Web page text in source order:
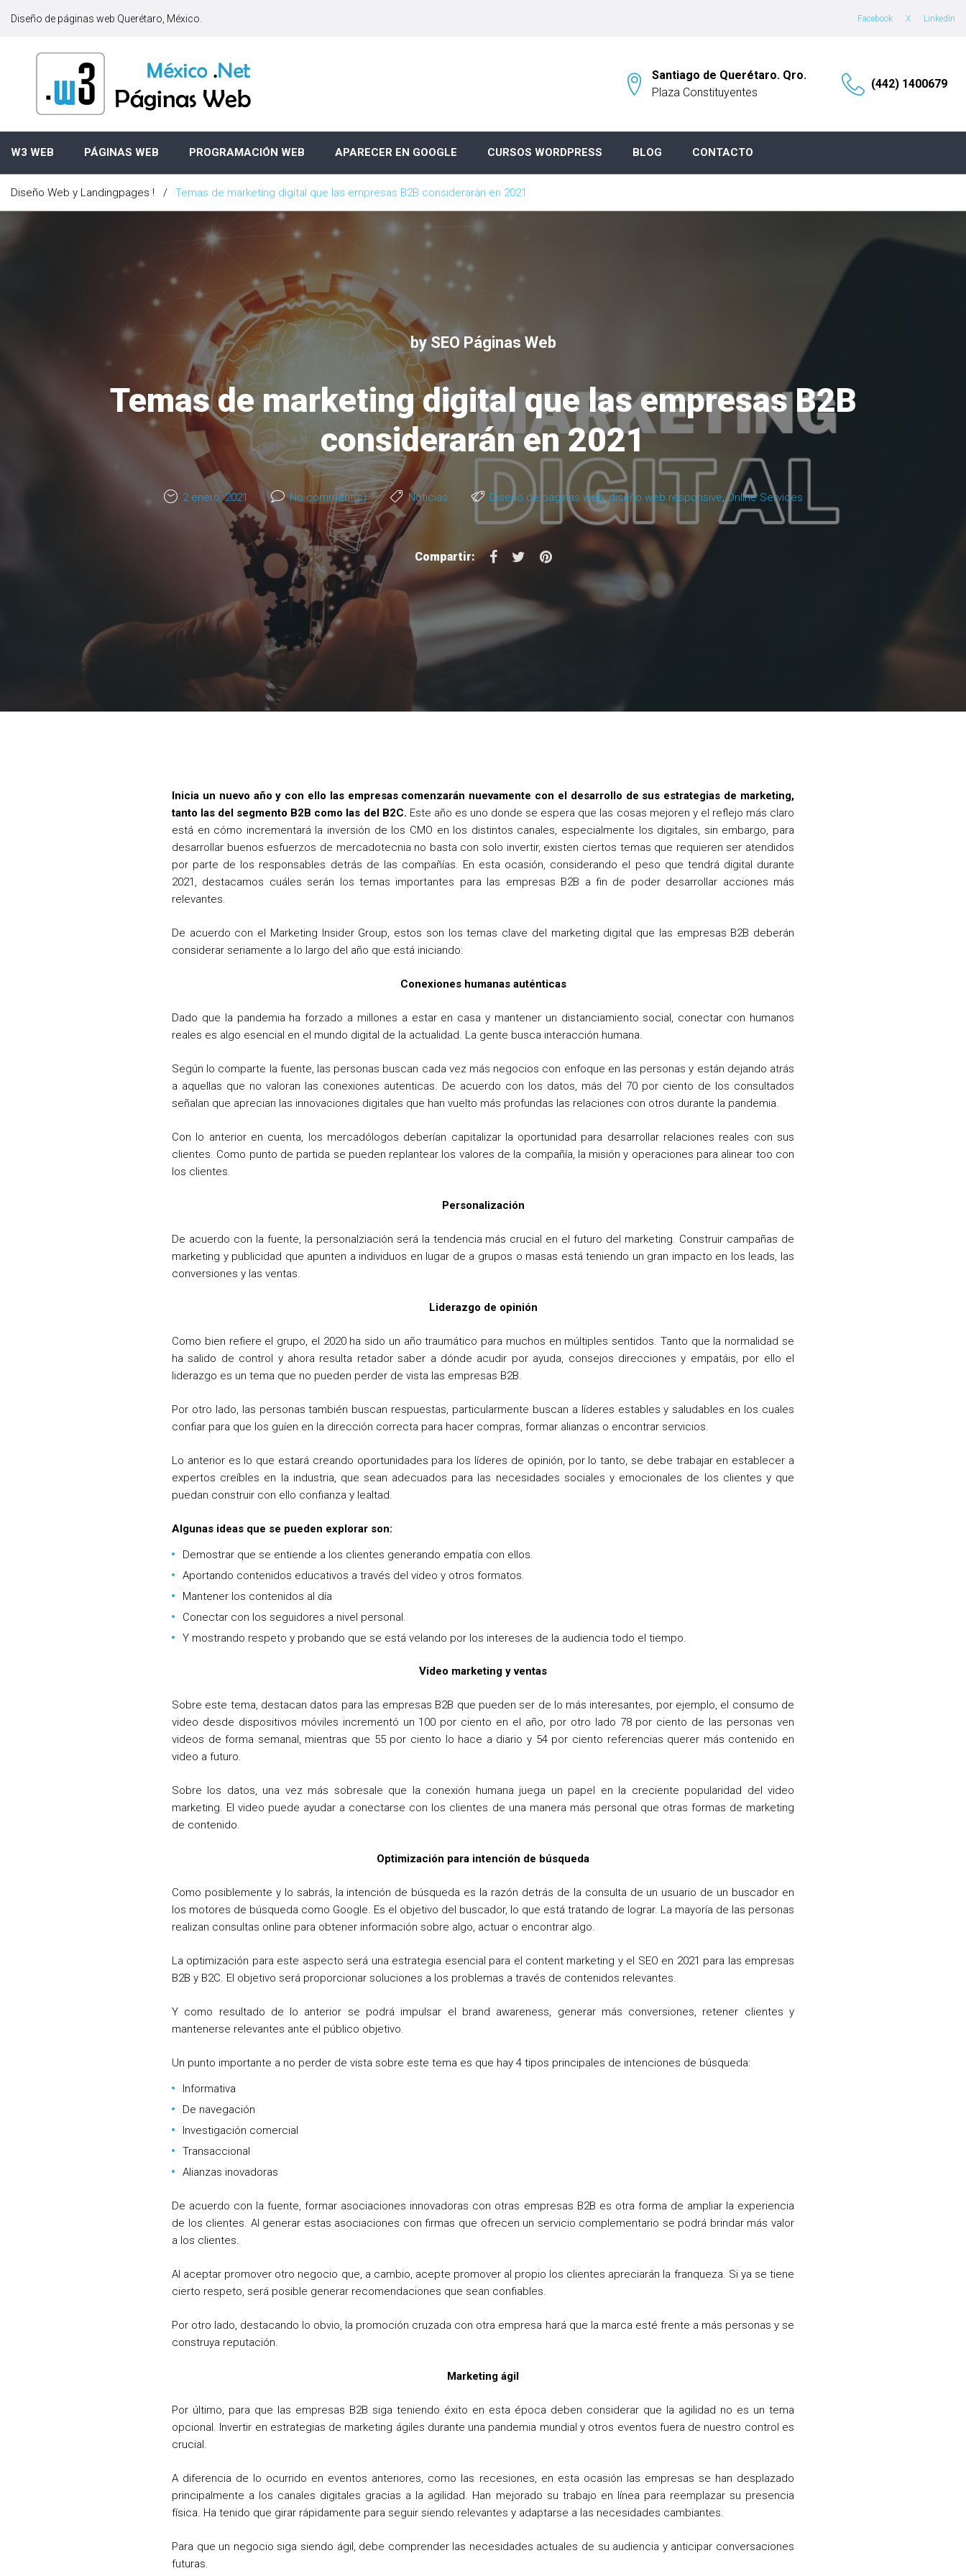
o
t
Diseño de páginas web Querétaro, México. Facebook X LinkedIn
Santiago de Querétaro. Qro.
Plaza Constituyentes
(442) 1400679
W3 WEB PÁGINAS WEB PROGRAMACIÓN WEB APARECER EN GOOGLE CURSOS WORDPRESS BLOG CONTACTO
Diseño Web y Landingpages ! / Temas de marketing digital que las empresas B2B considerarán en 2021
bySEO Páginas Web
Temas de marketing digital que las empresas B2B
considerarán en 2021
2 enero, 2021 No comment(s) Noticias Diseño de páginas web,diseño web responsive ,Online Services
Compartir:
F
c
e
b
k
i
t
P
t
s
Inicia un nuevo año y con ello las empresas comenzarán nuevamente con el desarrollo de sus estrategias de marketing,
tanto las del segmento B2B como las del B2C. Este año es uno donde se espera que las cosas mejoren y el reflejo más claro
está en cómo incrementará la inversión de los CMO en los distintos canales, especialmente los digitales, sin embargo, para
desarrollar buenos esfuerzos de mercadotecnia no basta con solo invertir, existen ciertos temas que requieren ser atendidos
por parte de los responsables detrás de las compañías. En esta ocasión, considerando el peso que tendrá digital durante
2021, destacamos cuáles serán los temas importantes para las empresas B2B a fin de poder desarrollar acciones más
relevantes.
De acuerdo con el Marketing Insider Group, estos son los temas clave del marketing digital que las empresas B2B deberán
considerar seriamente a lo largo del año que está iniciando:
Conexiones humanas auténticas
Dado que la pandemia ha forzado a millones a estar en casa y mantener un distanciamiento social, conectar con humanos
reales es algo esencial en el mundo digital de la actualidad. La gente busca interacción humana.
Según lo comparte la fuente, las personas buscan cada vez más negocios con enfoque en las personas y están dejando atrás
a aquellas que no valoran las conexiones autenticas. De acuerdo con los datos, más del 70 por ciento de los consultados
señalan que aprecian las innovaciones digitales que han vuelto más profundas las relaciones con otros durante la pandemia.
Con lo anterior en cuenta, los mercadólogos deberían capitalizar la oportunidad para desarrollar relaciones reales con sus
clientes. Como punto de partida se pueden replantear los valores de la compañía, la misión y operaciones para alinear too con
los clientes.
Personalización
De acuerdo con la fuente, la personalziación será la tendencia más crucial en el futuro del marketing. Construir campañas de
marketing y publicidad que apunten a individuos en lugar de a grupos o masas está teniendo un gran impacto en los leads, las
conversiones y las ventas.
Liderazgo de opinión
Como bien refiere el grupo, el 2020 ha sido un año traumático para muchos en múltiples sentidos. Tanto que la normalidad se
ha salido de control y ahora resulta retador saber a dónde acudir por ayuda, consejos direcciones y empatáis, por ello el
liderazgo es un tema que no pueden perder de vista las empresas B2B.
Por otro lado, las personas también buscan respuestas, particularmente buscan a líderes estables y saludables en los cuales
confiar para que los guíen en la dirección correcta para hacer compras, formar alianzas o encontrar servicios.
Lo anterior es lo que estará creando oportunidades para los líderes de opinión, por lo tanto, se debe trabajar en establecer a
expertos creíbles en la industria, que sean adecuados para las necesidades sociales y emocionales de los clientes y que
puedan construir con ello confianza y lealtad.
Algunas ideas que se pueden explorar son:
Demostrar que se entiende a los clientes generando empatía con ellos.
Aportando contenidos educativos a través del video y otros formatos.
Mantener los contenidos al día
Conectar con los seguidores a nivel personal.
Y mostrando respeto y probando que se está velando por los intereses de la audiencia todo el tiempo.
Video marketing y ventas
Sobre este tema, destacan datos para las empresas B2B que pueden ser de lo más interesantes, por ejemplo, el consumo de
video desde dispositivos móviles incrementó un 100 por ciento en el año, por otro lado 78 por ciento de las personas ven
videos de forma semanal, mientras que 55 por ciento lo hace a diario y 54 por ciento referencias querer más contenido en
video a futuro.
Sobre los datos, una vez más sobresale que la conexión humana juega un papel en la creciente popularidad del video
marketing. El video puede ayudar a conectarse con los clientes de una manera más personal que otras formas de marketing
de contenido.
Optimización para intención de búsqueda
Como posiblemente y lo sabrás, la intención de búsqueda es la razón detrás de la consulta de un usuario de un buscador en
los motores de búsqueda como Google. Es el objetivo del buscador, lo que está tratando de lograr. La mayoría de las personas
realizan consultas online para obtener información sobre algo, actuar o encontrar algo.
La optimización para este aspecto será una estrategia esencial para el content marketing y el SEO en 2021 para las empresas
B2B y B2C. El objetivo será proporcionar soluciones a los problemas a través de contenidos relevantes.
Y como resultado de lo anterior se podrá impulsar el brand awareness, generar más conversiones, retener clientes y
mantenerse relevantes ante el público objetivo.
Un punto importante a no perder de vista sobre este tema es que hay 4 tipos principales de intenciones de búsqueda:
Informativa
De navegación
Investigación comercial
Transaccional
Alianzas inovadoras
De acuerdo con la fuente, formar asociaciones innovadoras con otras empresas B2B es otra forma de ampliar la experiencia
de los clientes. Al generar estas asociaciones con firmas que ofrecen un servicio complementario se podrá brindar más valor
a los clientes.
Al aceptar promover otro negocio que, a cambio, acepte promover al propio los clientes apreciarán la franqueza. Si ya se tiene
cierto respeto, será posible generar recomendaciones que sean confiables.
Por otro lado, destacando lo obvio, la promoción cruzada con otra empresa hará que la marca esté frente a más personas y se
construya reputación.
Marketing ágil
Por último, para que las empresas B2B siga teniendo éxito en esta época deben considerar que la agilidad no es un tema
opcional. Invertir en estrategias de marketing ágiles durante una pandemia mundial y otros eventos fuera de nuestro control es
crucial.
A diferencia de lo ocurrido en eventos anteriores, como las recesiones, en esta ocasión las empresas se han desplazado
principalmente a los canales digitales gracias a la agilidad. Han mejorado su trabajo en línea para reemplazar su presencia
física. Ha tenido que girar rápidamente para seguir siendo relevantes y adaptarse a las necesidades cambiantes.
Para que un negocio siga siendo ágil, debe comprender las necesidades actuales de su audiencia y anticipar conversaciones
futuras.